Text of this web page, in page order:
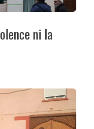
ni la